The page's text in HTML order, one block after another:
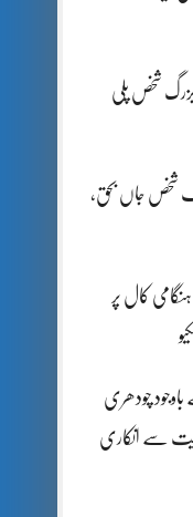
شخص پلی
شخص جاں بحق،
ہنگامی کال پر
چودھری
سے انکاری